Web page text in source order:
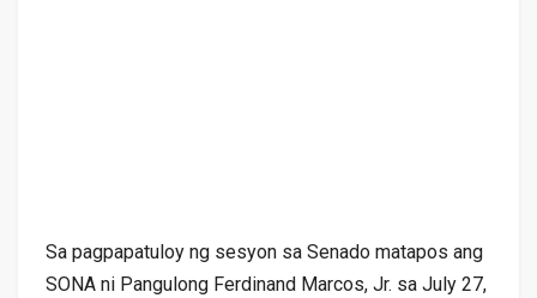
Sa pagpapatuloy ng sesyon sa Senado matapos ang
SONA ni Pangulong Ferdinand Marcos, Jr. sa July 27,